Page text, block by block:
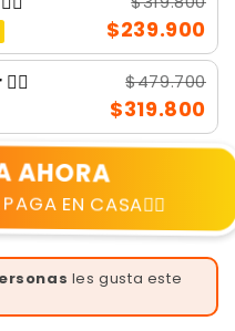
$239.900
$479.700
$319.800
AHORA
EN CASA👆🏻
les gusta este